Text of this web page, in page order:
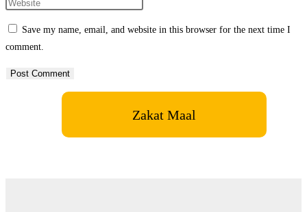
Save my name, email, and website in this browser for the next time I
comment.
Zakat Maal